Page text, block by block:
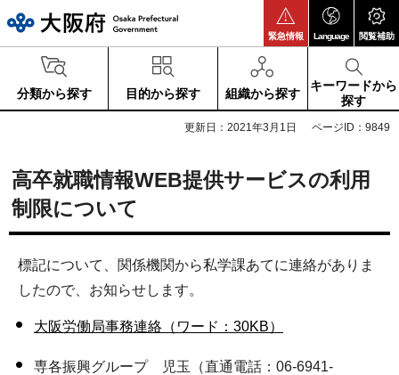
緊急情報 Language 閲覧補助
分類から探す 目的から探す 組織から探す
キーワードから
探す
更新日：2021年3月1日 ページID：9849
高卒就職情報WEB提供サービスの利用
制限について
標記について、関係機関から私学課あてに連絡がありま
したので、お知らせします。
大阪労働局事務連絡（ワード：30KB）
専各振興グループ 児玉（直通電話：06-6941-